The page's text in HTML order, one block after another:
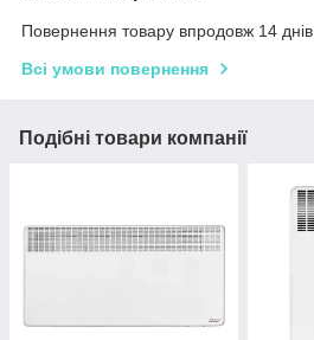
Повернення товару впродовж 14
Всі умови повернення
Подібні товари компанії